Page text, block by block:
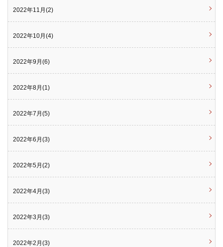
2022年11月(2)
2022年10月(4)
2022年9月(6)
2022年8月(1)
2022年7月(5)
2022年6月(3)
2022年5月(2)
2022年4月(3)
2022年3月(3)
2022年2月(3)